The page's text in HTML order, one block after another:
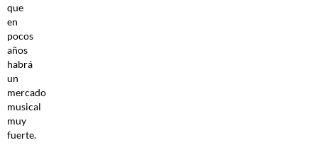
que
en
pocos
años
habrá
un
mercado
musical
muy
fuerte.